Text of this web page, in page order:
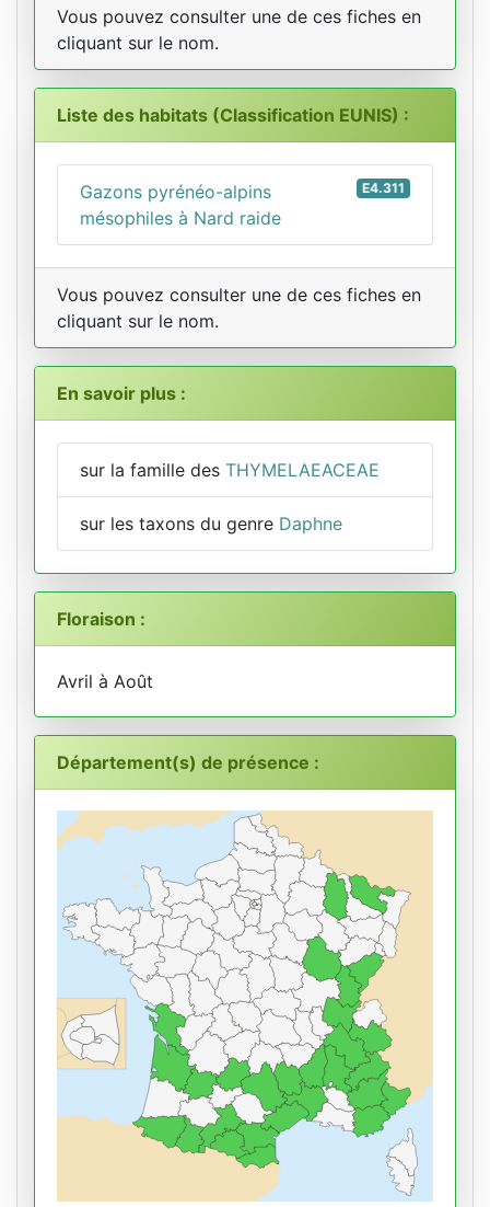
Vous pouvez consulter une de ces fiches en
cliquant sur le nom.
Liste des habitats (Classification EUNIS) :
E4.311
Gazons pyrénéo-alpins
mésophiles à Nard raide
Vous pouvez consulter une de ces fiches en
cliquant sur le nom.
En savoir plus :
sur la famille des THYMELAEACEAE
sur les taxons du genre Daphne
Floraison :
Avril à Août
Département(s) de présence :